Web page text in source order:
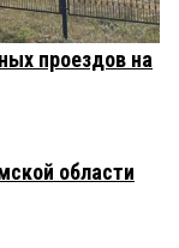
проездов на
области